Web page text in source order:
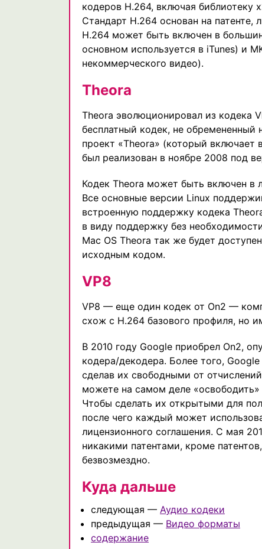
кодеров H.264, включая
Стандарт H.264 основан на патенте,
H.264 может быть включен в
основном используется в iTunes) и
некоммерческого видео).
Theora
Theora эволюционировал из кодека
бесплатный кодек, не
проект «Theora» (который
был реализован в ноябре 2008 под
Кодек Theora может быть включен в
Все основные версии Linux
встроенную поддержку кодека
в виду поддержку без
Mac OS Theora так же будет
исходным кодом.
VP8
VP8 — еще один кодек от On2 —
схож с H.264 базового профиля, но
В 2010 году Google приобрел On2,
кодера/декодера. Более того,
сделав их свободными от
можете на самом деле
Чтобы сделать их открытыми для
после чего каждый может
лицензионного соглашения. С мая
никакими патентами, кроме
безвозмездно.
Куда дальше
следующая — Аудио кодеки
предыдущая — Видео форматы
содержание